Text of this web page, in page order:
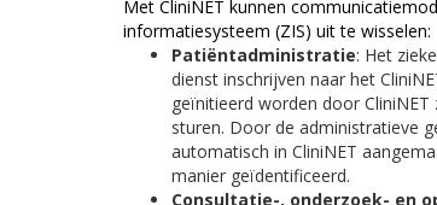
Met CliniNET kunnen
informatiesysteem (ZIS) uit te wisselen:
Patiëntadministratie: Het
dienst inschrijven naar het
geïnitieerd worden door
sturen. Door de administratieve
automatisch in CliniNET
manier geïdentificeerd.
Consultatie-, onderzoek- en